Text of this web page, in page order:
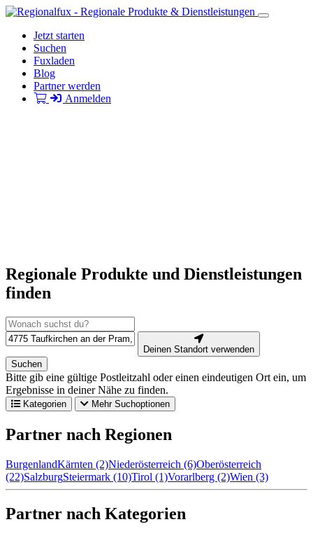
Jetzt starten
Suchen
Fuxladen
Blog
Partner werden
Anmelden
Regionale Produkte und Dienstleistungen
finden
Deinen Standort verwenden
Suchen
Bitte gib eine gültige Postleitzahl oder einen eindeutigen Ort ein, um
Ergebnisse in deiner Nähe zu finden.
Kategorien Mehr Suchoptionen
Partner nach Regionen
BurgenlandKärnten (2)Niederösterreich (6)Oberösterreich
(22)SalzburgSteiermark (10)Tirol (1)Vorarlberg (2)Wien (3)
Partner nach Kategorien